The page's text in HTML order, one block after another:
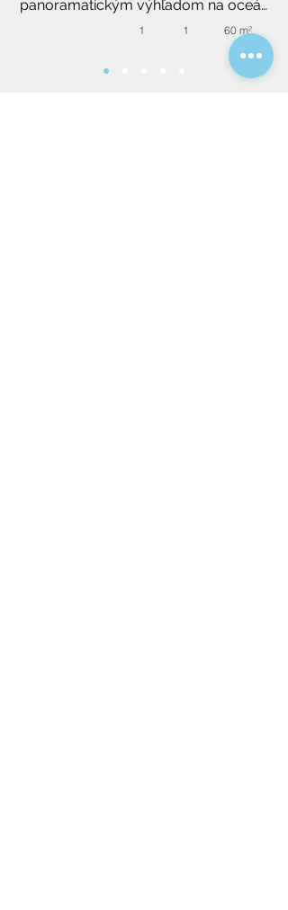
panoramatickým výhľadom na oceán
– komplex Montesol, San Eugenio
1 1 60 m²